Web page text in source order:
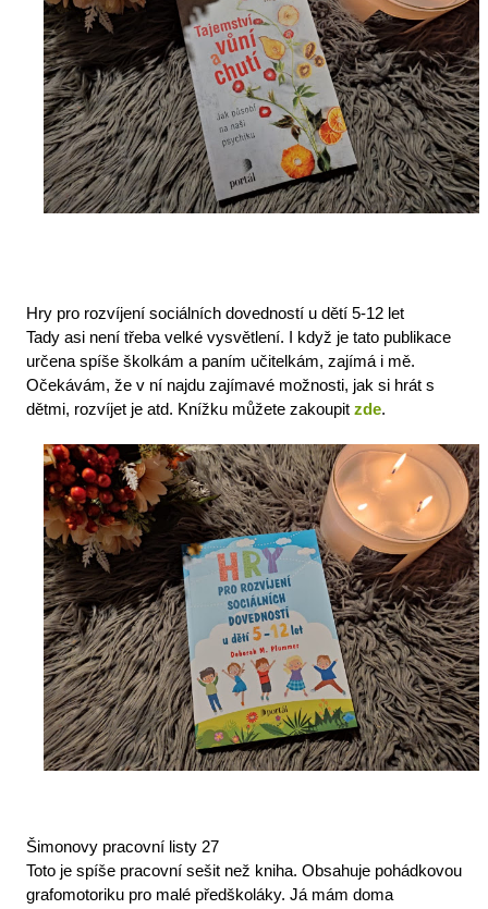
Hry pro rozvíjení sociálních dovedností u dětí 5-12 let
Tady asi není třeba velké vysvětlení. I když je tato publikace
určena spíše školkám a paním učitelkám, zajímá i mě.
Očekávám, že v ní najdu zajímavé možnosti, jak si hrát s
dětmi, rozvíjet je atd. Knížku můžete zakoupit zde.
Šimonovy pracovní listy 27
Toto je spíše pracovní sešit než kniha. Obsahuje pohádkovou
grafomotoriku pro malé předškoláky. Já mám doma